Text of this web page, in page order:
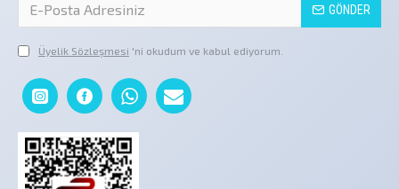
GÖNDER
Üyelik Sözleşmesi 'ni okudum ve kabul ediyorum.